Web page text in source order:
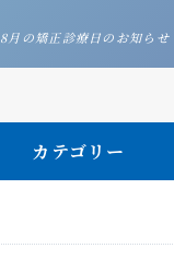
8月の矯正診療日のお知らせ
カテゴリー